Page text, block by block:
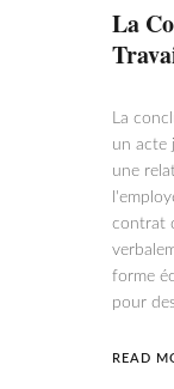
La
La
un acte
une
contrat
forme
pour
READ